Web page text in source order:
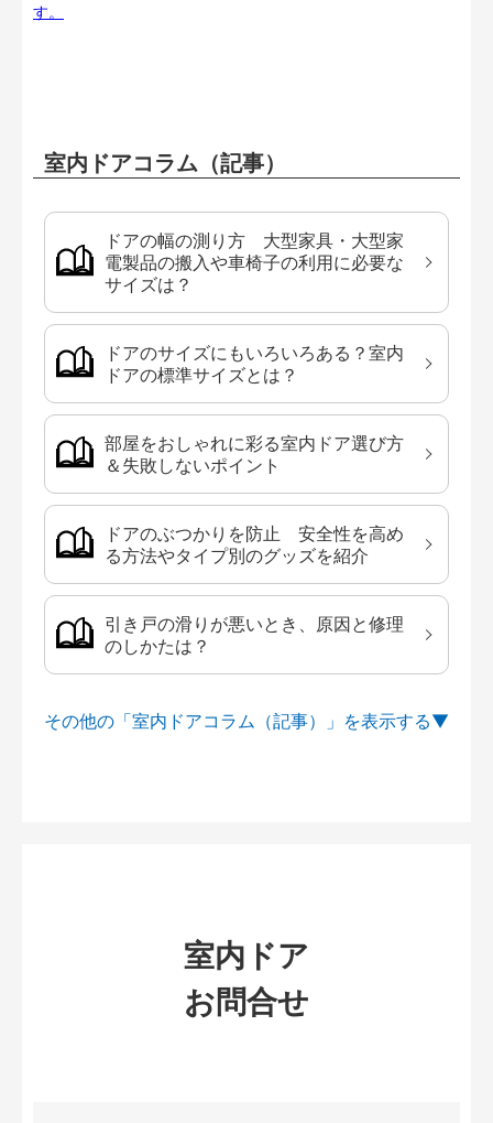
す。
室内ドアコラム（記事）
ドアの幅の測り方 大型家具・大型家
電製品の搬入や車椅子の利用に必要な
サイズは？
ドアのサイズにもいろいろある？室内
ドアの標準サイズとは？
部屋をおしゃれに彩る室内ドア選び方
＆失敗しないポイント
ドアのぶつかりを防止 安全性を高め
る方法やタイプ別のグッズを紹介
引き戸の滑りが悪いとき、原因と修理
のしかたは？
その他の「室内ドアコラム（記事）」を
室内ドア
お問合せ